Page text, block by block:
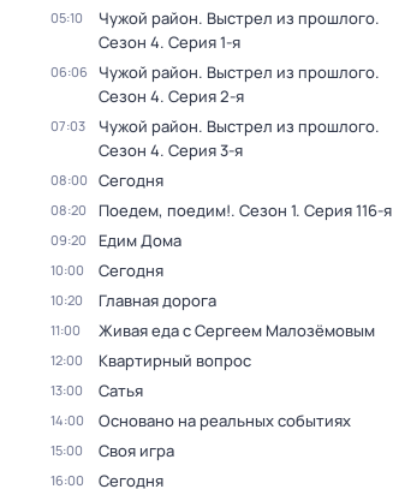
05:10 Чужой район. Выстрел из прошлого.
Сезон 4. Серия 1-я
06:06 Чужой район. Выстрел из прошлого.
Сезон 4. Серия 2-я
07:03 Чужой район. Выстрел из прошлого.
Сезон 4. Серия 3-я
08:00 Сегодня
08:20 Поедем, поедим!. Сезон 1. Серия 116-я
09:20 Едим Дома
10:00 Сегодня
10:20 Главная дорога
11:00 Живая еда с Сергеем Малозёмовым
12:00 Квартирный вопрос
13:00 Сатья
14:00 Основано на реальных событиях
15:00 Своя игра
16:00 Сегодня